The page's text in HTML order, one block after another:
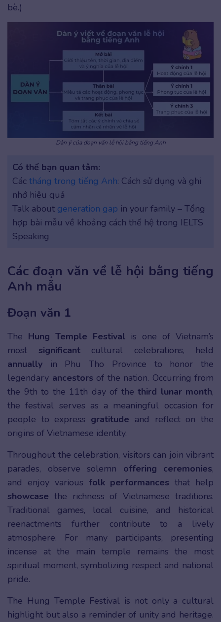
bè.)
Dàn ý của đoạn văn lễ hội bằng tiếng Anh
Có thể bạn quan tâm:
Các tháng trong tiếng Anh: Cách sử dụng và ghi
nhớ hiệu quả
Talk about generation gap in your family – Tổng
hợp bài mẫu về khoảng cách thế hệ trong IELTS
Speaking
Các đoạn văn về lễ hội bằng tiếng
Anh mẫu
Đoạn văn 1
The Hung Temple Festival is one of Vietnam’s
most significantcultural celebrations, held
annually in Phu Tho Province to honor the
legendary ancestors of the nation. Occurring from
the 9th to the 11th day of the third lunar month,
the festival serves as a meaningful occasion for
people to express gratitude and reflect on the
origins of Vietnamese identity.
Throughout the celebration, visitors can join vibrant
parades, observe solemn offering ceremonies,
and enjoy various folk performances that help
showcase the richness of Vietnamese traditions.
Traditional games, local cuisine, and historical
reenactments further contribute to a lively
atmosphere. For many participants, presenting
incense at the main temple remains the most
spiritual moment, symbolizing respect and national
pride.
The Hung Temple Festival is not only a cultural
highlight but also a reminder of unity and heritage.